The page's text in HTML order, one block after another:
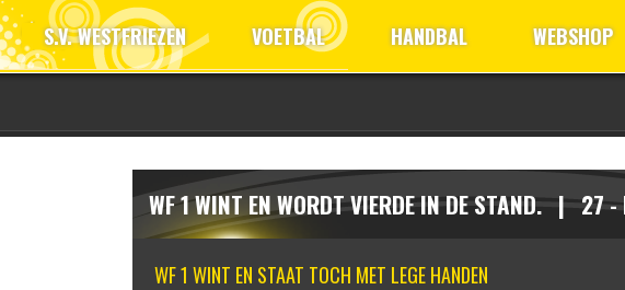
S.V. WESTFRIEZEN VOETBAL HANDBAL WEBSHOP
WF 1 WINT EN WORDT VIERDE IN DE STAND. | 27
WF 1 WINT EN STAAT TOCH MET LEGE HANDEN